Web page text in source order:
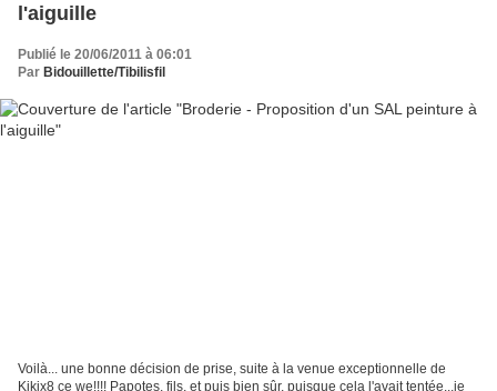
l'aiguille
Publié le 20/06/2011 à 06:01
Par Bidouillette/Tibilisfil
Voilà... une bonne décision de prise, suite à la venue exceptionnelle de
Kikix8 ce we!!!! Papotes, fils, et puis bien sûr, puisque cela l'avait tentée...je